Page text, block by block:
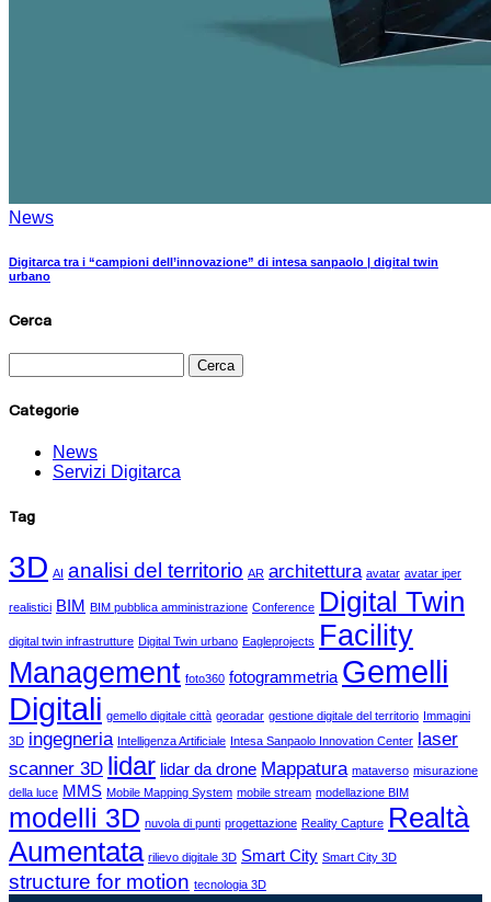
News
Digitarca tra i “campioni dell’innovazione” di intesa sanpaolo | digital twin
urbano
Cerca
Categorie
News
Servizi Digitarca
Tag
3D AI analisi del territorio AR architettura avatar avatar iper
realistici BIM BIM pubblica amministrazione Conference Digital Twin
digital twin infrastrutture Digital Twin urbano Eagleprojects Facility
Management foto360 fotogrammetria Gemelli
Digitali gemello digitale città georadar gestione digitale del territorio Immagini
3D ingegneria Intelligenza Artificiale Intesa Sanpaolo Innovation Center laser
scanner 3D lidar lidar da drone Mappatura mataverso misurazione
della luce MMS Mobile Mapping System mobile stream modellazione BIM
modelli 3D nuvola di punti progettazione Reality Capture Realtà
Aumentata rilievo digitale 3D Smart City Smart City 3D
structure for motion tecnologia 3D